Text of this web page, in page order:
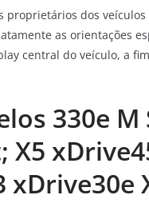
proprietários dos
as orientações
central do veículo, a
330e
X5
xDrive30e